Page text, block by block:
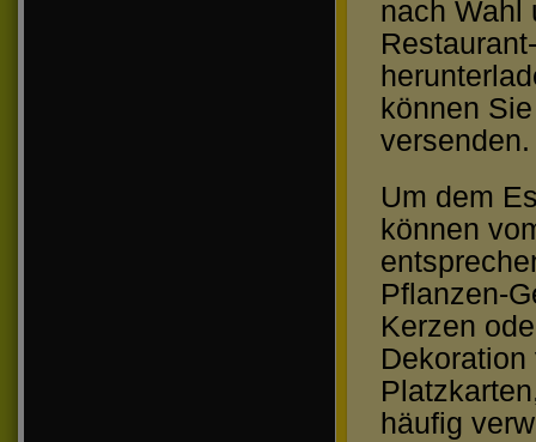
nach Wahl
können
versenden.
Um dem
können
Pflanzen-
Kerzen
häufig